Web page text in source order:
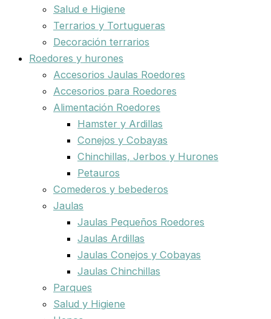
Salud e Higiene
Terrarios y Tortugueras
Decoración terrarios
Roedores y hurones
Accesorios Jaulas Roedores
Accesorios para Roedores
Alimentación Roedores
Hamster y Ardillas
Conejos y Cobayas
Chinchillas, Jerbos y Hurones
Petauros
Comederos y bebederos
Jaulas
Jaulas Pequeños Roedores
Jaulas Ardillas
Jaulas Conejos y Cobayas
Jaulas Chinchillas
Parques
Salud y Higiene